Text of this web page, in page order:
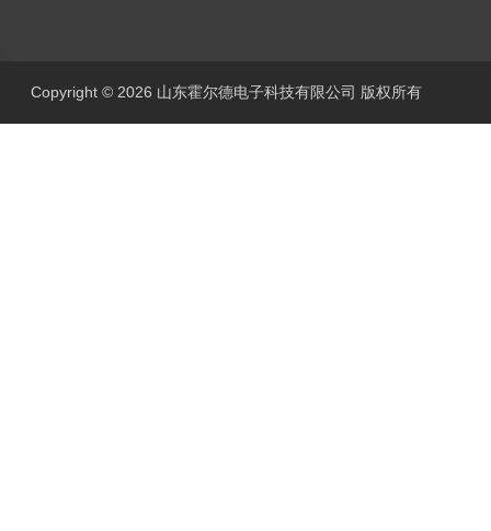
Copyright © 2026 山东霍尔德电子科技有限公司 版权所有